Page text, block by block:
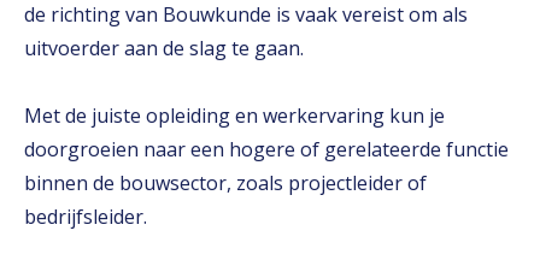
de richting van Bouwkunde is vaak vereist om als
uitvoerder aan de slag te gaan.
Met de juiste opleiding en werkervaring kun je
doorgroeien naar een hogere of gerelateerde functie
binnen de bouwsector, zoals projectleider of
bedrijfsleider.